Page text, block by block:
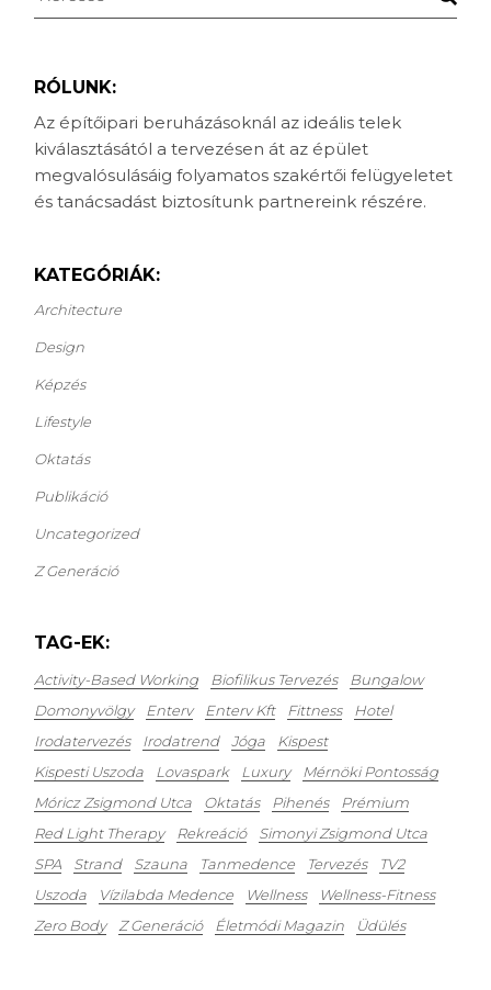
RÓLUNK:
Az építőipari beruházásoknál az ideális telek
kiválasztásától a tervezésen át az épület
megvalósulásáig folyamatos szakértői felügyeletet
és tanácsadást biztosítunk partnereink részére.
KATEGÓRIÁK:
Architecture
Design
Képzés
Lifestyle
Oktatás
Publikáció
Uncategorized
Z Generáció
TAG-EK:
Activity-Based Working Biofilikus Tervezés
Bungalow
Domonyvölgy
Enterv Enterv Kft Fittness
Hotel
Irodatervezés
Irodatrend Jóga
Kispest
Kispesti Uszoda
Lovaspark Luxury
Mérnöki Pontosság
Móricz Zsigmond Utca
Oktatás Pihenés
Prémium
Red Light Therapy
Rekreáció
Simonyi Zsigmond Utca
SPA
Strand Szauna Tanmedence Tervezés
TV2
Uszoda
Vízilabda Medence Wellness
Wellness-Fitness
Zero Body
Z Generáció Életmódi Magazin Üdülés